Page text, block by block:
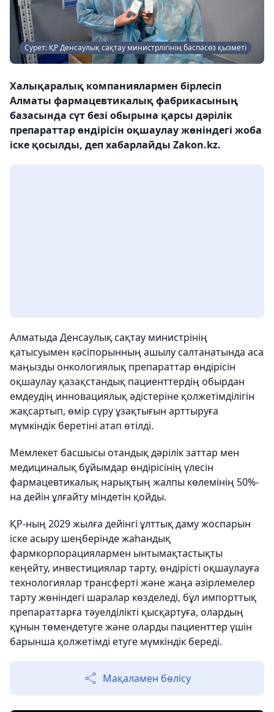
Сурет: ҚР Денсаулық сақтау министрлігінің баспасөз қызметі
Халықаралық компаниялармен бірлесіп
Алматы фармацевтикалық фабрикасының
базасында сүт безі обырына қарсы дәрілік
препараттар өндірісін оқшаулау жөніндегі жоба
іске қосылды, деп хабарлайды Zakon.kz.
Алматыда Денсаулық сақтау министрінің
қатысуымен кәсіпорынның ашылу салтанатында аса
маңызды онкологиялық препараттар өндірісін
оқшаулау қазақстандық пациенттердің обырдан
емдеудің инновациялық әдістеріне қолжетімділігін
жақсартып, өмір сүру ұзақтығын арттыруға
мүмкіндік беретіні атап өтілді.
Мемлекет басшысы отандық дәрілік заттар мен
медициналық бұйымдар өндірісінің үлесін
фармацевтикалық нарықтың жалпы көлемінің 50%-
на дейін ұлғайту міндетін қойды.
ҚР-ның 2029 жылға дейінгі ұлттық даму жоспарын
іске асыру шеңберінде жаһандық
фармкорпорациялармен ынтымақтастықты
кеңейту, инвестициялар тарту, өндірісті оқшаулауға
технологиялар трансферті және жаңа әзірлемелер
тарту жөніндегі шаралар көзделеді, бұл импорттық
препараттарға тәуелділікті қысқартуға, олардың
құнын төмендетуге және оларды пациенттер үшін
барынша қолжетімді етуге мүмкіндік береді.
Мақаламен бөлісу